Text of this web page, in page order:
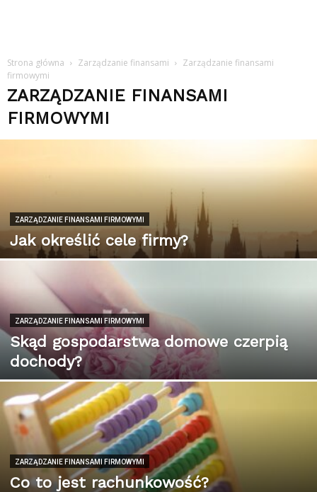
Strona główna Zarządzanie finansami
Zarządzanie finansami
firmowymi
ZARZĄDZANIE FINANSAMI
FIRMOWYMI
ZARZĄDZANIE FINANSAMI FIRMOWYMI
Jak określić cele firmy?
ZARZĄDZANIE FINANSAMI FIRMOWYMI
Skąd gospodarstwa domowe czerpią
dochody?
ZARZĄDZANIE FINANSAMI FIRMOWYMI
Co to jest rachunkowość?